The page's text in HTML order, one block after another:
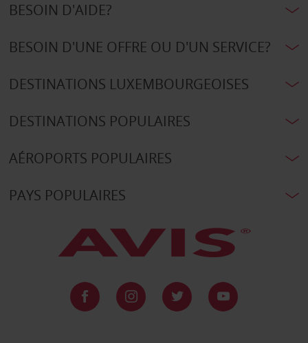
BESOIN D'AIDE?
BESOIN D'UNE OFFRE OU D'UN SERVICE?
DESTINATIONS LUXEMBOURGEOISES
DESTINATIONS POPULAIRES
AÉROPORTS POPULAIRES
PAYS POPULAIRES